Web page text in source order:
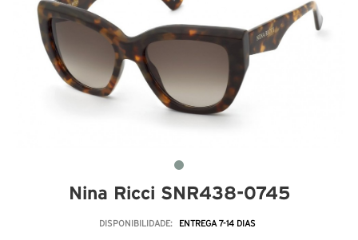
Nina Ricci SNR438-0745
DISPONIBILIDADE: ENTREGA 7-14 DIAS